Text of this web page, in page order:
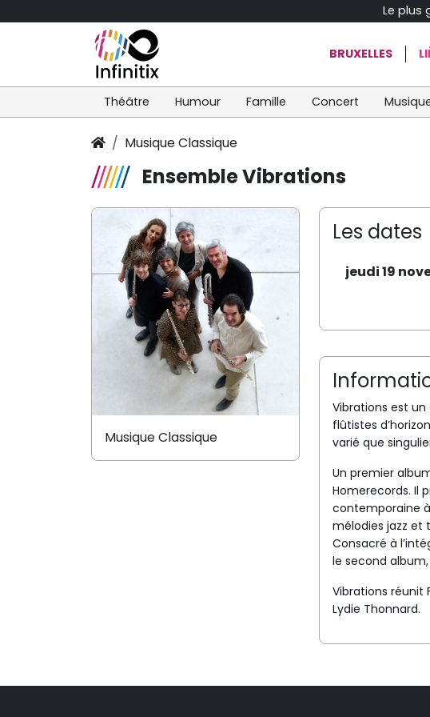
Le plus
BRUXELLES
Théâtre Humour Famille Concert
Musique Classique
Ensemble Vibrations
Les dates
jeudi 19
Vibrations est un
flûtistes
varié que
Un premier
Homerecords. Il
contemporaine
mélodies jazz et
Consacré à
le second
Vibrations réunit
Lydie Thonnard.
Musique Classique